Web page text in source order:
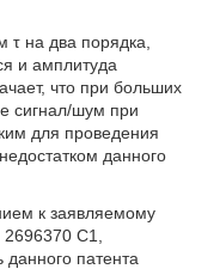
на два порядка,
и амплитуда
что при больших
сигнал/шум при
для проведения
данного
к заявляемому
C1,
патента